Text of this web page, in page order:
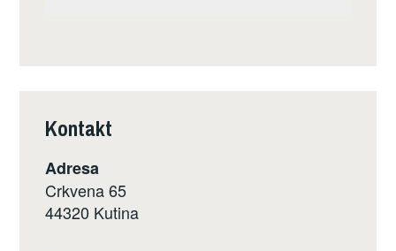
Kontakt
Adresa
Crkvena 65
44320 Kutina